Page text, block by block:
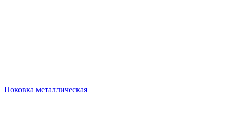
Поковка металлическая